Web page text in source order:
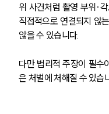
위 사건처럼 촬영 부위·
직접적으로 연결되지 않
않을 수 있습니다.
다만 법리적 주장이 필수
은 처벌에 처해질 수 있습